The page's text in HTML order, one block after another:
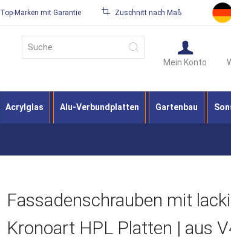
Top-Marken mit Garantie Zuschnitt nach Maß
Mein Konto
Suche
Acrylglas Alu-Verbundplatten Gartenbau
Fassadenschrauben mit
Kronoart HPL Platten | aus